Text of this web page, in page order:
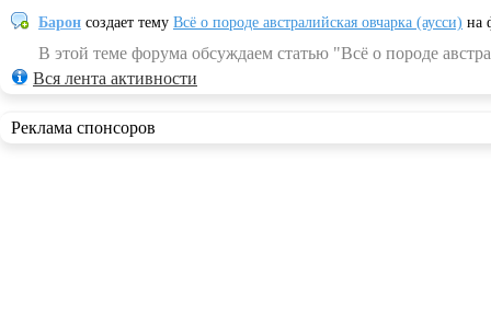
Барон создает тему Всё о породе австралийская овчарка (аусси) на
В этой теме форума обсуждаем статью "Всё о породе
Вся лента активности
Реклама спонсоров